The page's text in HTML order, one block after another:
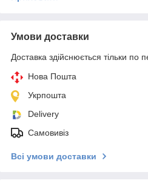
Умови доставки
Доставка здійснюється тільки по
Нова Пошта
Укрпошта
Delivery
Самовивіз
Всі умови доставки